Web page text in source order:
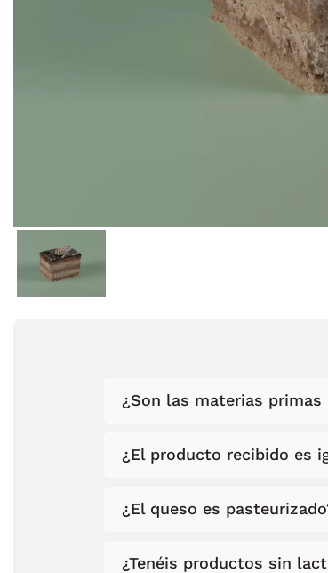
¿Son las materias
¿El producto recibido es
¿El queso es
¿Tenéis productos sin